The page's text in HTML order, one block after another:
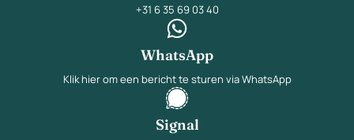
+31 6 35 69 03 40
WhatsApp
Klik hier om een bericht te sturen via WhatsApp
Signal